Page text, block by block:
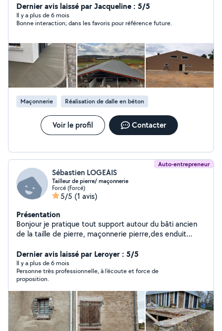
Dernier avis laissé par Jacqueline : 5/5
Il y a plus de 6 mois
Bonne interaction; dans les favoris pour référence future.
Maçonnerie Réalisation de dalle en béton
Voir le profil Contacter
Auto-entrepreneur
Sébastien LOGEAIS
Tailleur de pierre/ maçonnerie
Forcé (Forcé)
5/5 (1 avis)
Présentation
Bonjour je pratique tout support autour du bâti ancien
de la taille de pierre, maçonnerie pierre,des enduit
autour des espaces naturels. Taille de fruitiers, pose de
clôture Petit entretien des espaces verts ,taille des
haies,tonte et désherbage.
Dernier avis laissé par Leroyer : 5/5
Il y a plus de 6 mois
Personne très professionnelle, à l'écoute et force de
proposition.